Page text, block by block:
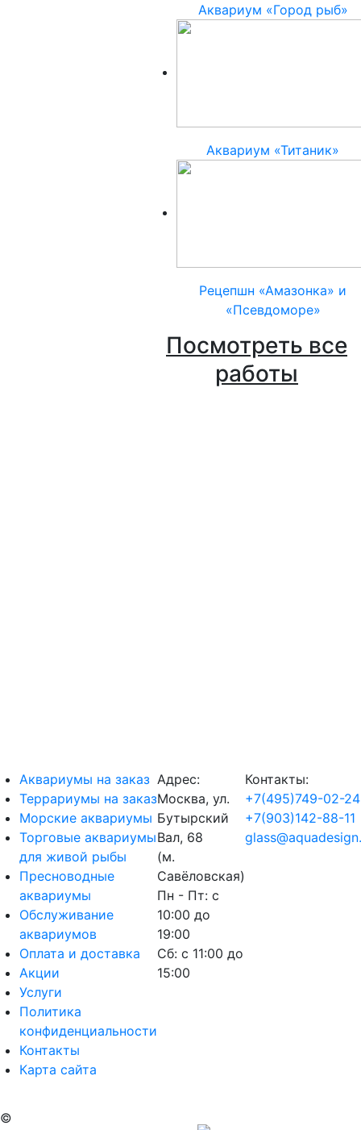
Аквариум «Город рыб»
Аквариум «Титаник»
Рецепшн «Амазонка» и
«Псевдоморе»
Посмотреть все
работы
Аквариумы на заказ
Террариумы на заказ
Морские аквариумы
Торговые аквариумы
для живой рыбы
Пресноводные
аквариумы
Обслуживание
аквариумов
Оплата и доставка
Акции
Услуги
Политика
конфиденциальности
Контакты
Карта сайта
Адрес:
Москва, ул.
Бутырский
Вал, 68
(м.
Савёловская)
Пн - Пт: с
10:00 до
19:00
Сб: с 11:00 до
15:00
Контакты:
+7(495)749-02-24
+7(903)142-88-11
©